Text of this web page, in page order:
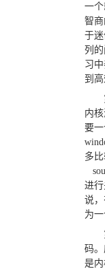
一
智
于
列
习
到高
内
要
多
进
说
为一
码
是